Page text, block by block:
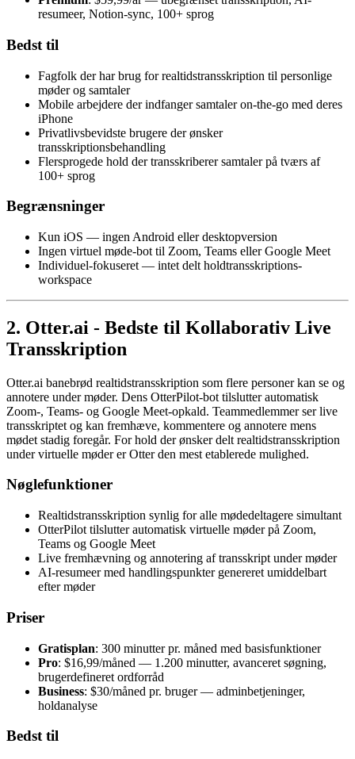
resumeer, Notion-sync, 100+ sprog
Bedst til
Fagfolk der har brug for realtidstransskription til personlige
møder og samtaler
Mobile arbejdere der indfanger samtaler on-the-go med deres
iPhone
Privatlivsbevidste brugere der ønsker
transskriptionsbehandling
Flersprogede hold der transskriberer samtaler på tværs af
100+ sprog
Begrænsninger
Kun iOS — ingen Android eller desktopversion
Ingen virtuel møde-bot til Zoom, Teams eller Google Meet
Individuel-fokuseret — intet delt holdtransskriptions-
workspace
2. Otter.ai - Bedste til Kollaborativ Live
Transskription
Otter.ai banebrød realtidstransskription som flere personer kan se og
annotere under møder. Dens OtterPilot-bot tilslutter automatisk
Zoom-, Teams- og Google Meet-opkald. Teammedlemmer ser live
transskriptet og kan fremhæve, kommentere og annotere mens
mødet stadig foregår. For hold der ønsker delt realtidstransskription
under virtuelle møder er Otter den mest etablerede mulighed.
Nøglefunktioner
Realtidstransskription synlig for alle mødedeltagere simultant
OtterPilot tilslutter automatisk virtuelle møder på Zoom,
Teams og Google Meet
Live fremhævning og annotering af transskript under møder
AI-resumeer med handlingspunkter genereret umiddelbart
efter møder
Priser
Gratisplan: 300 minutter pr. måned med basisfunktioner
Pro: $16,99/måned — 1.200 minutter, avanceret søgning,
brugerdefineret ordforråd
Business: $30/måned pr. bruger — adminbetjeninger,
holdanalyse
Bedst til